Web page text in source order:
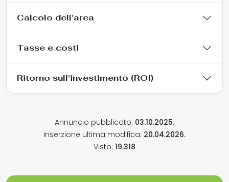
Calcolo dell'area
Tasse e costi
Ritorno sull'investimento (ROI)
Annuncio pubblicato: 03.10.2025.
Inserzione ultima modifica: 20.04.2026.
Visto: 19.318